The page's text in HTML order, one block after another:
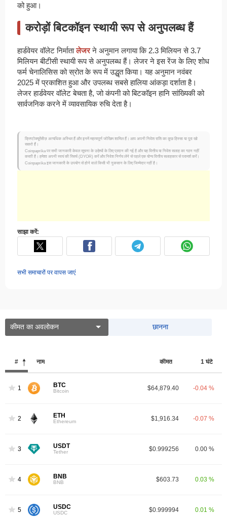
को हुआ।
करोड़ों बिटकॉइन स्थायी रूप से अनुपलब्ध हैं
हार्डवेयर वॉलेट निर्मातालेजरने अनुमान लगाया कि 2.3 मिलियन से 3.7
मिलियन बीटीसी स्थायी रूप से अनुपलब्ध हैं। लेजर ने इस रेंज के लिए शोध
फर्म चेनालिसिस को स्रोत के रूप में उद्धृत किया। यह अनुमान नवंबर
2025 में प्रकाशित हुआ और उपलब्ध सबसे हालिया आंकड़ा दर्शाता है।
लेजर हार्डवेयर वॉलेट बेचता है, जो कंपनी को बिटकॉइन हानि सांख्यिकी को
सार्वजनिक करने में व्यावसायिक रुचि देता है।
क्रिप्टोक्यूरेंसीज़ अत्यधिक अस्थिर हैं और इनमें महत्वपूर्ण जोखिम शामिल हैं। आप अपनी निवेश राशि का कुछ हिस्सा या पूरा खो
सकते हैं।
Coinpaprika पर सभी जानकारी केवल सूचना के उद्देश्यों के लिए प्रदान की गई है और यह वित्तीय या निवेश सलाह का गठन नहीं
करती है। हमेशा अपनी स्वयं की रिसर्च (DYOR) करें और निवेश निर्णय लेने से पहले एक योग्य वित्तीय सलाहकार से परामर्श करें।
Coinpaprika इस जानकारी के उपयोग से होने वाले किसी भी नुकसान के लिए जिम्मेदार नहीं है।
साझा करें:
सभी समाचारों पर वापस जाएं
कीमत का अवलोकन छानना
# नाम कीमत 1 घंटे
1 BTC
Bitcoin $64,879.40 -0.04 %
2 ETH
Ethereum $1,916.34 -0.07 %
3 USDT
Tether $0.999256 0.00 %
4 BNB
BNB $603.73 0.03 %
5 USDC
USDC $0.999994 0.01 %